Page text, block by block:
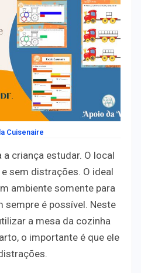
Cuisenaire
a criança estudar. O local
sem distrações. O ideal
ambiente somente para
sempre é possível. Neste
a mesa da cozinha
o importante é que ele